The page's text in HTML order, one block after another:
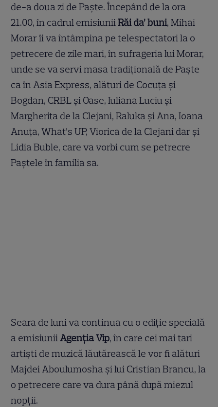
de-a doua zi de Paște. Începând de la ora
21.00, în cadrul emisiuniiRăi da’ buni, Mihai
Morar îi va întâmpina pe telespectatori la o
petrecere de zile mari, în sufrageria lui Morar,
unde se va servi masa tradiţională de Paște
ca în Asia Express, alături de Cocuţa şi
Bogdan, CRBL şi Oase, Iuliana Luciu şi
Margherita de la Clejani, Raluka şi Ana, Ioana
Anuţa, What’s UP, Viorica de la Clejani dar şi
Lidia Buble, care va vorbi cum se petrecre
Paştele în familia sa.
Seara de luni va continua cu o ediţie specială
a emisiuniiAgenţia Vip, în care cei mai tari
artişti de muzică lăutărească le vor fi alături
Majdei Aboulumosha şi lui Cristian Brancu, la
o petrecere care va dura până după miezul
nopţii.